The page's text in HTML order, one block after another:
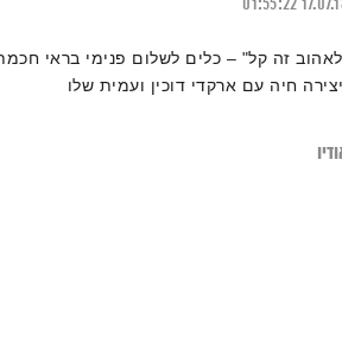
01:55:22
זה קל" – כלים לשלום פנימי בראי
חיה עם ארקדי דוכין ועמית שלו